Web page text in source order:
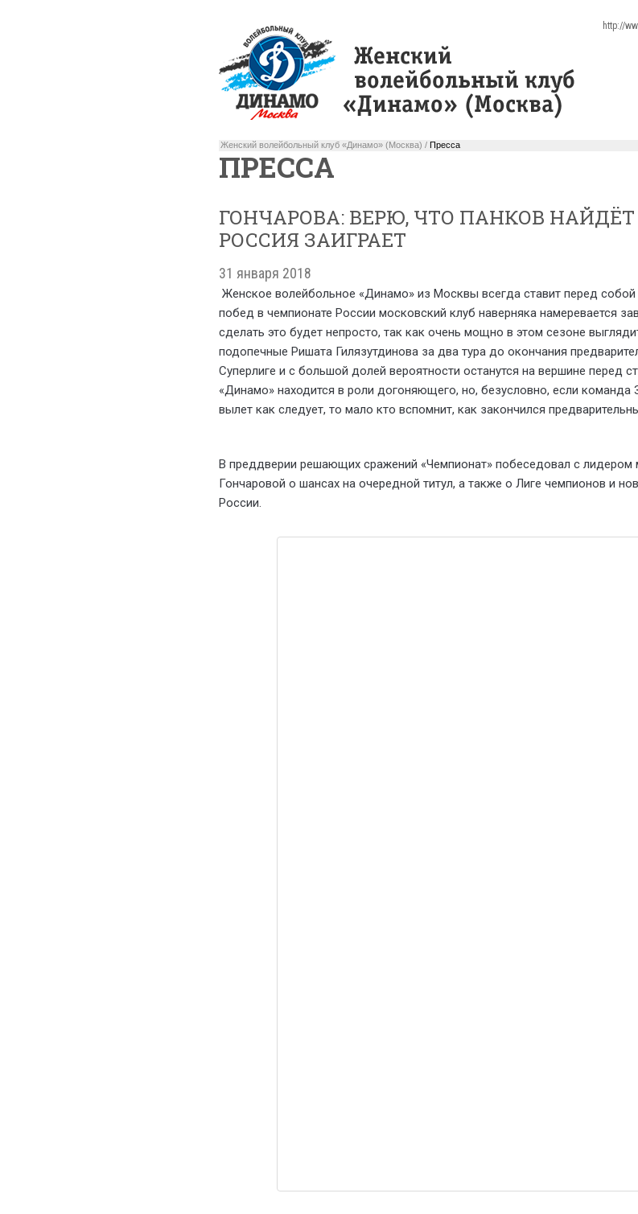
http://
Женский волейбольный клуб «Динамо» (Москва) / Пресса
ПРЕССА
ГОНЧАРОВА: ВЕРЮ, ЧТО ПАНКОВ
РОССИЯ ЗАИГРАЕТ
31 января 2018
Женское волейбольное «Динамо» из Москвы всегда ставит перед
побед в чемпионате России московский клуб наверняка намеревается
сделать это будет непросто, так как очень мощно в этом сезоне
подопечные Ришата Гилязутдинова за два тура до окончания
Суперлиге и с большой долей вероятности останутся на вершине перед
«Динамо» находится в роли догоняющего, но, безусловно, если команда
вылет как следует, то мало кто вспомнит, как закончился
В преддверии решающих сражений «Чемпионат» побеседовал с лидером
Гончаровой о шансах на очередной титул, а также о Лиге чемпионов и
России.